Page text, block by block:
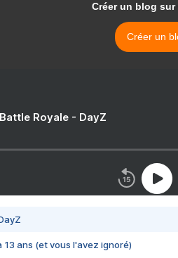
Créer un blog sur
Créer un
Royale - DayZ
13 ans (et vous l'avez ignoré)